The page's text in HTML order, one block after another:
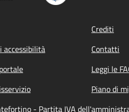
Crediti
accessibilità
Contatti
Leggi le
Piano di
- Partita IVA